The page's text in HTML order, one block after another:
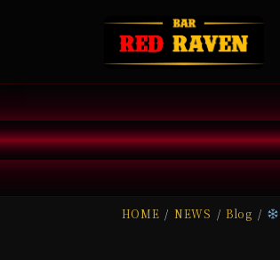
ツ
へ
シ
ョ
HOME NEWS Blog